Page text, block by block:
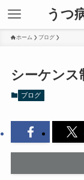
うつ
ホーム ブログ
シーケンス
ブログ